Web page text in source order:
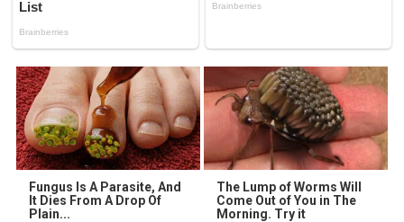
Fungus Is A Parasite, And
It Dies From A Drop Of
Plain...
The Lump of Worms Will
Come Out of You in The
Morning. Try it